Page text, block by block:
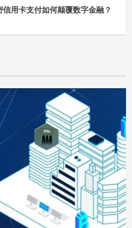
用卡支付如何颠覆数字金融？